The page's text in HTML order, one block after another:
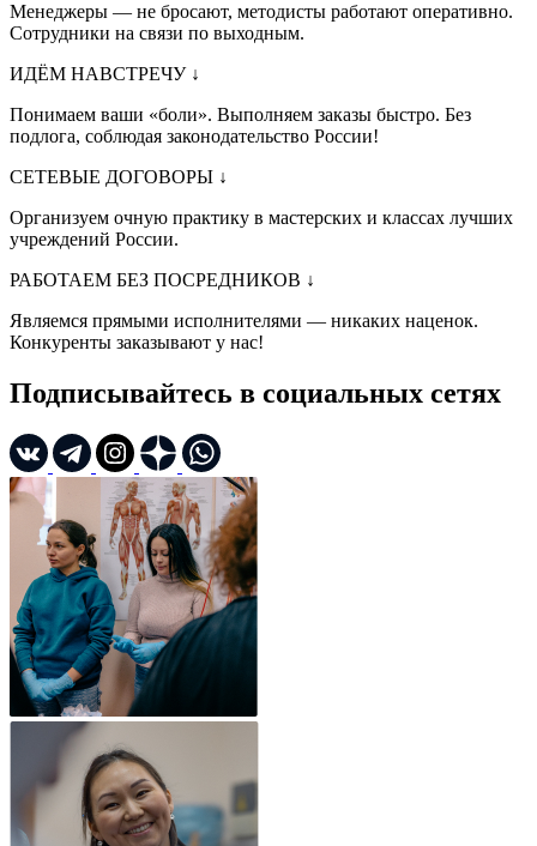
Менеджеры — не бросают, методисты работают оперативно.
Сотрудники на связи по выходным.
ИДЁМ НАВСТРЕЧУ ↓
Понимаем ваши «боли». Выполняем заказы быстро. Без
подлога, соблюдая законодательство России!
СЕТЕВЫЕ ДОГОВОРЫ ↓
Организуем очную практику в мастерских и классах лучших
учреждений России.
РАБОТАЕМ БЕЗ ПОСРЕДНИКОВ ↓
Являемся прямыми исполнителями — никаких наценок.
Конкуренты заказывают у нас!
Подписывайтесь в социальных сетях